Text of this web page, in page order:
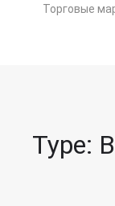
Торговые
Type: